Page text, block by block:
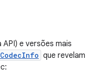
e versões mais
que revelam